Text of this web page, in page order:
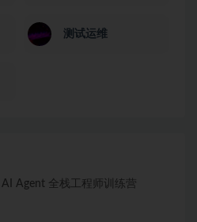
测试运维
AI Agent 全栈工程师训练营